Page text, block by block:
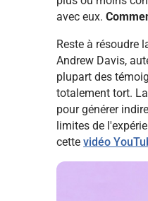
avec eux.
Reste à résoudre
Andrew Davis,
plupart des
totalement tort.
pour générer
limites de
cettevidéo